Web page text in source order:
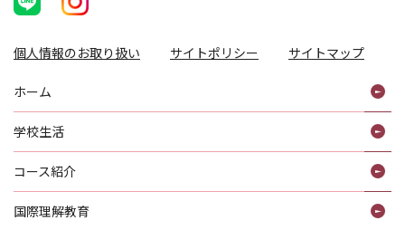
個人情報のお取り扱い サイトポリシー サイトマップ
ホーム
学校生活
コース紹介
国際理解教育